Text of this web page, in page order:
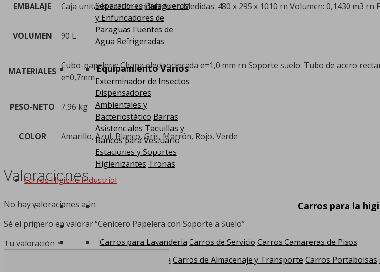
SeparadoresParagüeros
y Enfundadores de
Paraguas Fuentes de
Agua Refrigeradas
Equipamiento Varios
Exterminador de Insectos
Dispensadores
Ambientales y
Bacteriostático Barras
Asistenciales Taquillas y
Bancos para Vestuario
Estaciones y Soportes
Higienizantes Tronas
Carros Higiene Industrial
Carros para la
Carros para Lavanderia Carros de Servicio Carros Camareras de Pisos
Carros de Limpieza Carros de Almacenaje y Transporte Carros Portabolsas
EMBALAJE Caja unitaria cartón ondulado rn Medidas: 480 x 295 x 1010 rn Volumen: 0,1430 m3 rn
VOLUMEN 90 L
MATERIALES
Cubo-papelera: Chapa electrocincada e=1,0 mm rn Soporte suelo: Tubo de acero
e=0,7mm
PESO-NETO 7,96 kg
COLOR Amarillo, Azul, Blanco, Gris, Marrón, Rojo, Verde
Valoraciones
No hay valoraciones aún.
Sé el primero en valorar “Cenicero Papelera con Soporte a Suelo”
Tu valoración *